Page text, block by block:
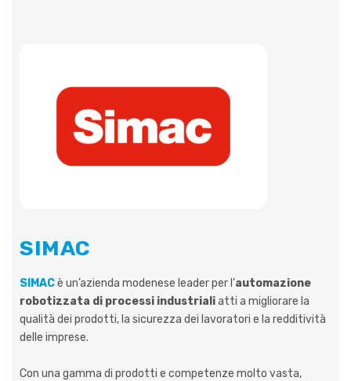
SIMAC
SIMACè un’azienda modenese leader per l’automazione
robotizzata di processi industrialiatti a migliorare la
qualità dei prodotti, la sicurezza dei lavoratori e la redditività
delle imprese.
Con una gamma di prodotti e competenze molto vasta,